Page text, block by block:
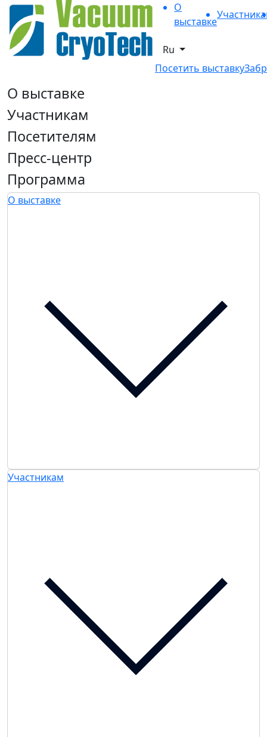
О
выставке
Ru
Посетить выставку
О выставке
Участникам
Посетителям
Пресс-центр
Программа
О выставке
Участникам